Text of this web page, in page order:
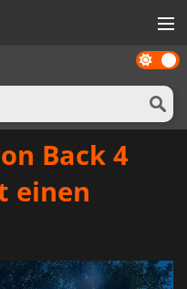
Dark
mode
Back 4
einen